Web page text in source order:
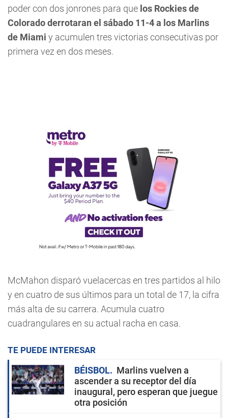
poder con dos jonrones para que los Rockies de
Colorado derrotaran el sábado 11-4 a los Marlins
de Miami y acumulen tres victorias consecutivas por
primera vez en dos meses.
McMahon disparó vuelacercas en tres partidos al hilo
y en cuatro de sus últimos para un total de 17, la cifra
más alta de su carrera. Acumula cuatro
cuadrangulares en su actual racha en casa.
TE PUEDE INTERESAR
BÉISBOL
Marlins vuelven a
ascender a su receptor del día
inaugural, pero esperan que juegue
otra posición